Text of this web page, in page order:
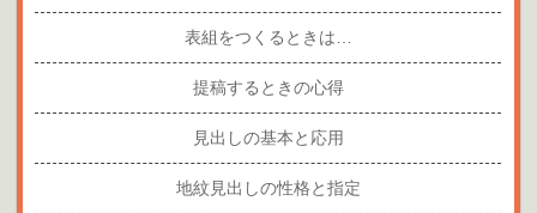
表組をつくるときは…
提稿するときの心得
見出しの基本と応用
地紋見出しの性格と指定